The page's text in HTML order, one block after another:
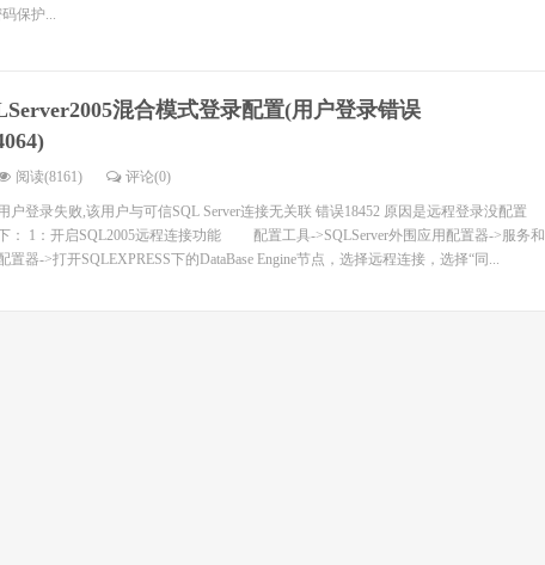
保护...
混合模式登录配置(用户登录错误
阅读(8161) 评论(0)
户登录失败,该用户与可信SQL Server连接无关联 错误18452 原因是远程登录没配置
： 1：开启SQL2005远程连接功能 配置工具->SQLServer外围应用配置器->服务和
置器->打开SQLEXPRESS下的DataBase Engine节点，选择远程连接，选择“同...